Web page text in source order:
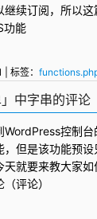
继续订阅，所以
功能
标签：
中字串的评论
WordPress控制台
，但是该功能预
天就要来教大家
评论）